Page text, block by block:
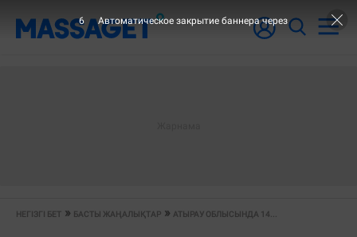
НЕГІЗГІ БЕТ БАСТЫ ЖАҢАЛЫҚТАР АТЫРАУ ОБЛЫСЫНДА 14...
6 Автоматическое закрытие баннера через